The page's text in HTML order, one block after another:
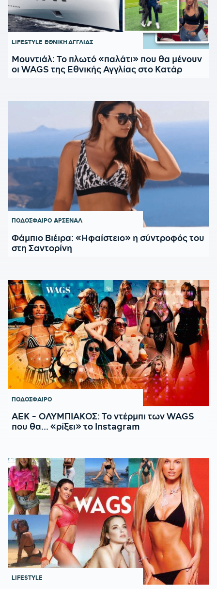
LIFESTYLE ΕΘΝΙΚΗ ΑΓΓΛΙΑΣ
Μουντιάλ: Το πλωτό «παλάτι» που θα μένουν
οι WAGS της Εθνικής Αγγλίας στο Κατάρ
ΠΟΔΟΣΦΑΙΡΟ ΑΡΣΕΝΑΛ
Φάμπιο Βιέιρα: «Ηφαίστειο» η σύντροφός του
στη Σαντορίνη
ΠΟΔΟΣΦΑΙΡΟ
ΑΕΚ - ΟΛΥΜΠΙΑΚΟΣ: Το ντέρμπι των WAGS
που θα... «ρίξει» το Instagram
LIFESTYLE